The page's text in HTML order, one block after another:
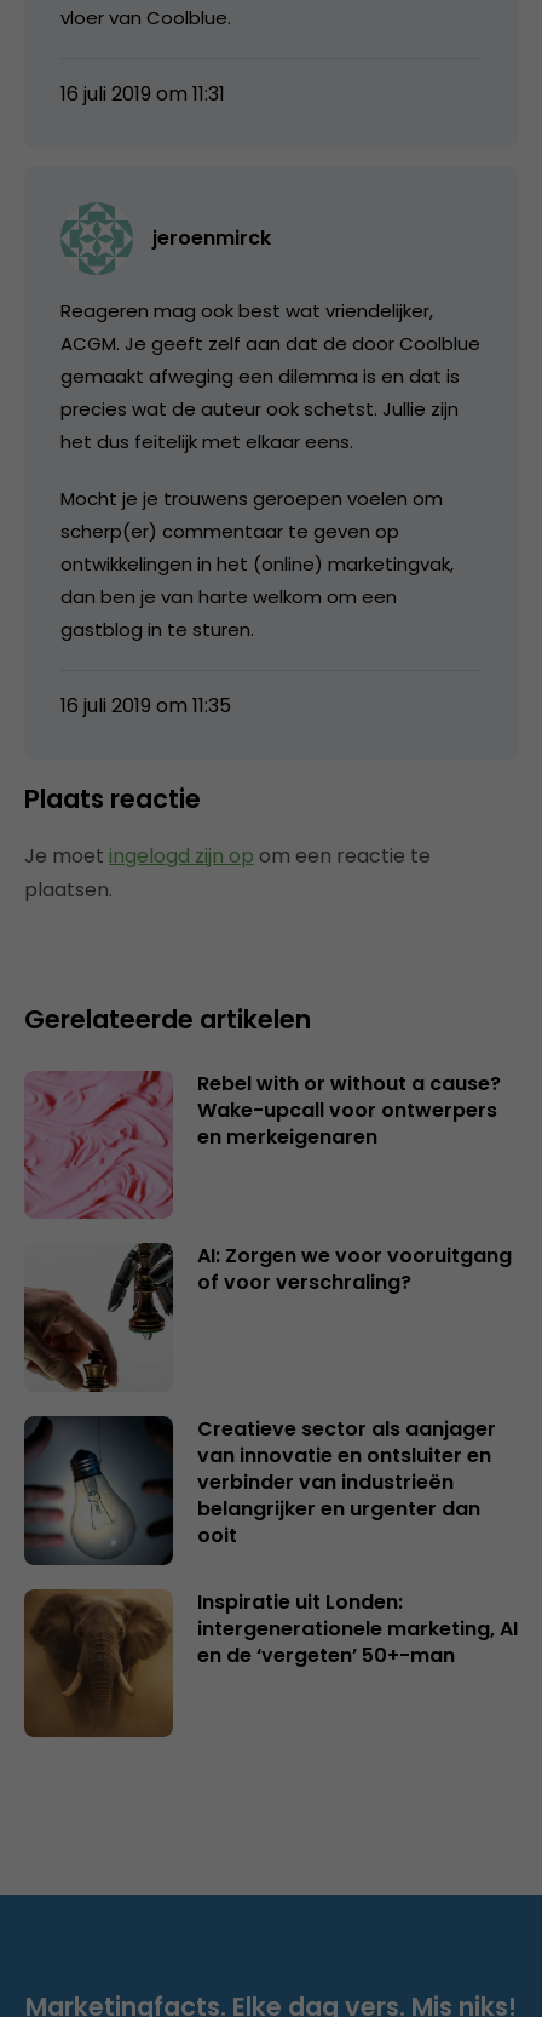
vloer van Coolblue.
16 juli 2019 om 11:31
jeroenmirck
Reageren mag ook best wat vriendelijker,
ACGM. Je geeft zelf aan dat de door Coolblue
gemaakt afweging een dilemma is en dat is
precies wat de auteur ook schetst. Jullie zijn
het dus feitelijk met elkaar eens.
Mocht je je trouwens geroepen voelen om
scherp(er) commentaar te geven op
ontwikkelingen in het (online) marketingvak,
dan ben je van harte welkom om een
gastblog in te sturen.
16 juli 2019 om 11:35
Plaats reactie
Je moet ingelogd zijn op om een reactie te
plaatsen.
Gerelateerde artikelen
Rebel with or without a cause?
Wake-upcall voor ontwerpers
en merkeigenaren
AI: Zorgen we voor vooruitgang
of voor verschraling?
Creatieve sector als aanjager
van innovatie en ontsluiter en
verbinder van industrieën
belangrijker en urgenter dan
ooit
Inspiratie uit Londen:
intergenerationele marketing, AI
en de ‘vergeten’ 50+-man
Marketingfacts. Elke dag vers. Mis niks!